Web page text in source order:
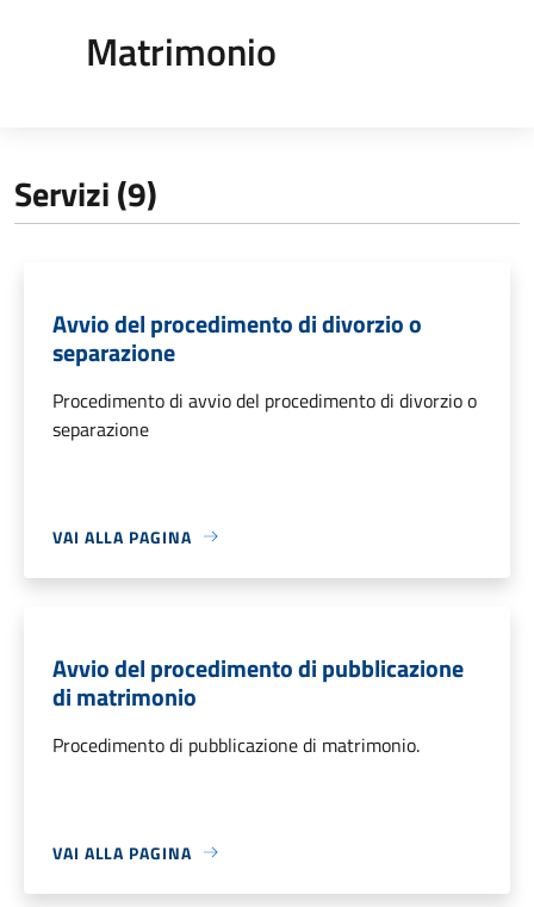
Matrimonio
Servizi (9)
Avvio del procedimento di divorzio o
separazione
Procedimento di avvio del procedimento di divorzio o
separazione
VAI ALLA PAGINA
Avvio del procedimento di pubblicazione
di matrimonio
Procedimento di pubblicazione di matrimonio.
VAI ALLA PAGINA